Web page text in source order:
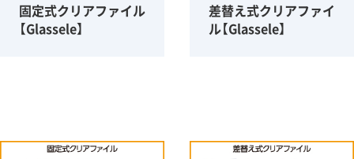
固定式クリアファイル
【Glassele】
差替え式クリアファイ
ル【Glassele】